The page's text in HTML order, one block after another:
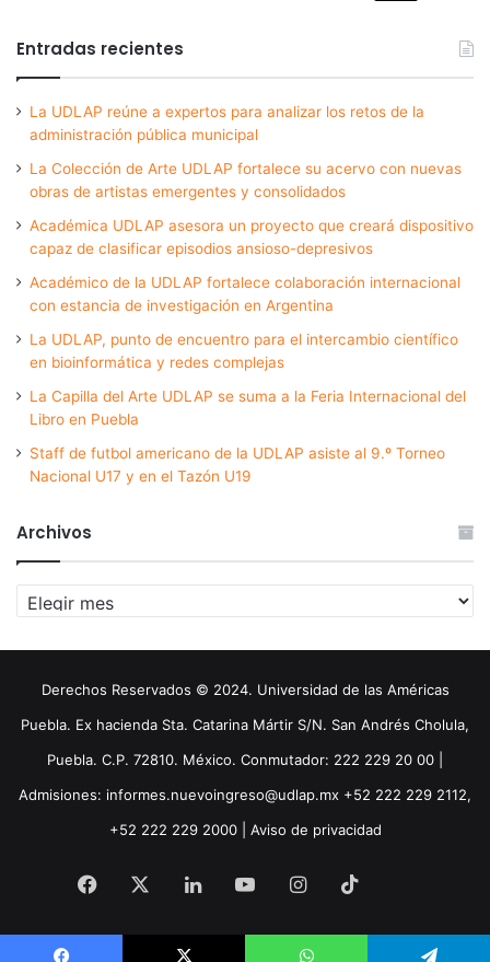
Entradas recientes
La UDLAP reúne a expertos para analizar los retos de la
administración pública municipal
La Colección de Arte UDLAP fortalece su acervo con nuevas
obras de artistas emergentes y consolidados
Académica UDLAP asesora un proyecto que creará dispositivo
capaz de clasificar episodios ansioso-depresivos
Académico de la UDLAP fortalece colaboración internacional
con estancia de investigación en Argentina
La UDLAP, punto de encuentro para el intercambio científico
en bioinformática y redes complejas
La Capilla del Arte UDLAP se suma a la Feria Internacional del
Libro en Puebla
Staff de futbol americano de la UDLAP asiste al 9.º Torneo
Nacional U17 y en el Tazón U19
Archivos
Archivos
Derechos Reservados © 2024. Universidad de las Américas
Puebla. Ex hacienda Sta. Catarina Mártir S/N. San Andrés Cholula,
Puebla. C.P. 72810. México. Conmutador: 222 229 20 00 |
Admisiones: informes.nuevoingreso@udlap.mx +52 222 229 2112,
+52 222 229 2000 | Aviso de privacidad
Facebook LinkedInYouTubeInstagram